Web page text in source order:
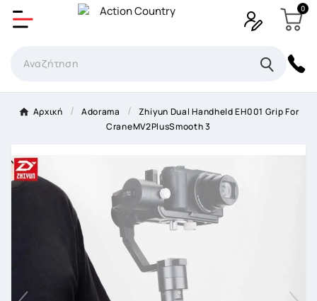
0
Αρχική Adorama
Zhiyun Dual Handheld EH001 Grip For
CraneMV2PlusSmooth 3
Δημιουργία λίστα επιθυμητών
×
Όνομα Λίστα επιθυμιτών
Δημιουργία λίστα επιθυμητών